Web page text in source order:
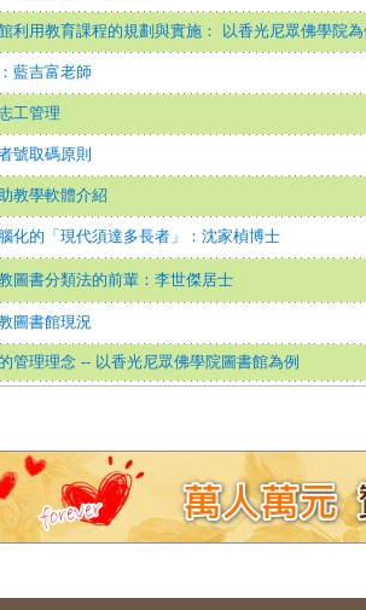
利用教育課程的規劃與實施： 以香光尼眾佛學院
藍吉富老師
工管理
號取碼原則
教學軟體介紹
化的「現代須達多長者」：沈家楨博士
圖書分類法的前輩：李世傑居士
圖書館現況
管理理念 -- 以香光尼眾佛學院圖書館為例